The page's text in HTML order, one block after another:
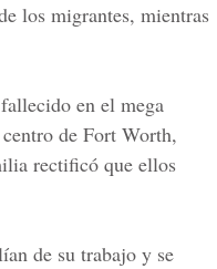
los migrantes, mientras
en el mega
de Fort Worth,
rectificó que ellos
de su trabajo y se